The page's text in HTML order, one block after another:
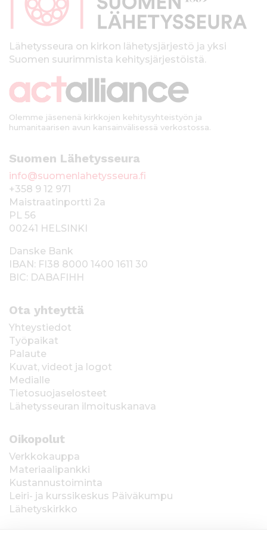
kLähetysseura on kirkon lähetysjärjestö ja yksi
Suomen suurimmista kehitysjärjestöistä.
Olemme jäsenenä kirkkojen kehitysyhteistyön ja
humanitaarisen avun kansainvälisessä verkostossa.
Suomen Lähetysseura
info@suomenlahetysseura.fi
+358 9 12 971
Maistraatinportti 2a
PL 56
00241 HELSINKI
Danske Bank
IBAN: FI38 8000 1400 1611 30
BIC: DABAFIHH
Ota yhteyttä
Yhteystiedot
Työpaikat
Palaute
Kuvat, videot ja logot
Medialle
Tietosuojaselosteet
Lähetysseuran ilmoituskanava
Oikopolut
Verkkokauppa
Materiaalipankki
Kustannustoiminta
Leiri- ja kurssikeskus Päiväkumpu
Lähetyskirkko